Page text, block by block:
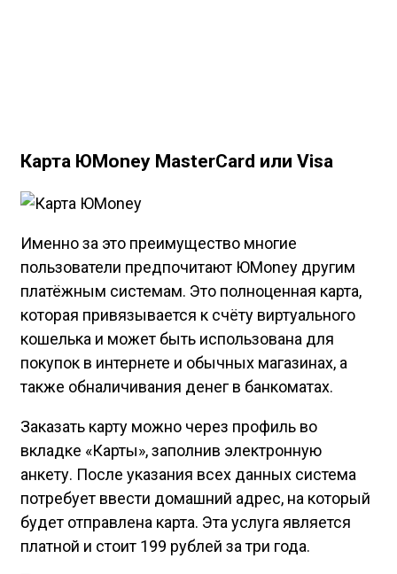
Карта ЮMoney MasterCard или Visa
Именно за это преимущество многие
пользователи предпочитают ЮMoney другим
платёжным системам. Это полноценная карта,
которая привязывается к счёту виртуального
кошелька и может быть использована для
покупок в интернете и обычных магазинах, а
также обналичивания денег в банкоматах.
Заказать карту можно через профиль во
вкладке «Карты», заполнив электронную
анкету. После указания всех данных система
потребует ввести домашний адрес, на который
будет отправлена карта. Эта услуга является
платной и стоит 199 рублей за три года.